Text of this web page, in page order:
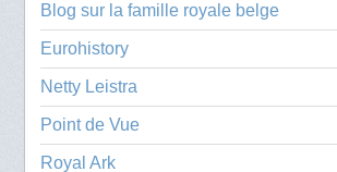
Blog sur la famille royale belge
Eurohistory
Netty Leistra
Point de Vue
Royal Ark